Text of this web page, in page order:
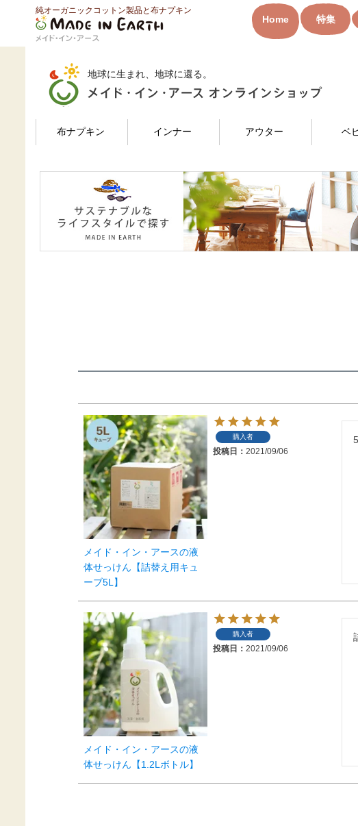
純オーガニックコットン製品と布ナプキン
Home 特集
HOME 子の子さんのレビュー
地球に生まれ、地球に還る。
検索
布ナプキン インナー アウター ベ
メイド・イン・アースの液
体せっけん【詰替え用キュ
ーブ5L】
購入者
投稿日 2021/09/06
メイド・イン・アースの液
体せっけん【1.2Lボトル】
購入者
投稿日 2021/09/06